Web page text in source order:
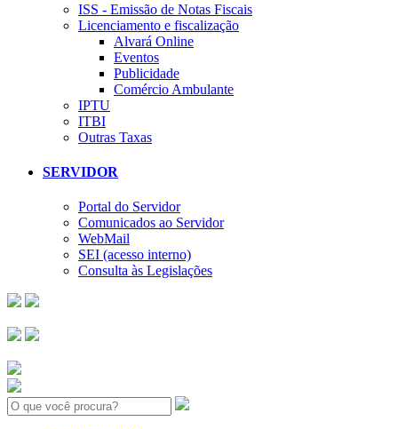
ISS - Emissão de Notas Fiscais
Licenciamento e fiscalização
Alvará Online
Eventos
Publicidade
Comércio Ambulante
IPTU
ITBI
Outras Taxas
SERVIDOR
Portal do Servidor
Comunicados ao Servidor
WebMail
SEI (acesso interno)
Consulta às Legislações
Search: